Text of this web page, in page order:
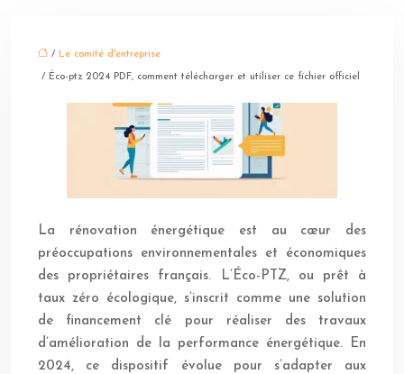
/ Le comité d'entreprise
/ Éco-ptz 2024 PDF, comment télécharger et utiliser ce fichier officiel
La rénovation énergétique est au cœur des
préoccupations environnementales et économiques
des propriétaires français. L’Éco-PTZ, ou prêt à
taux zéro écologique, s’inscrit comme une solution
de financement clé pour réaliser des travaux
d’amélioration de la performance énergétique. En
2024, ce dispositif évolue pour s’adapter aux